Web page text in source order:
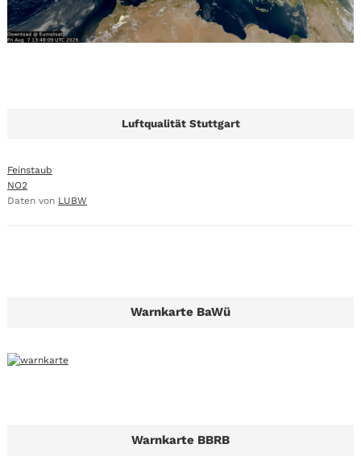
Luftqualität Stuttgart
Feinstaub
NO2
Daten von LUBW
Warnkarte BaWü
Warnkarte BBRB